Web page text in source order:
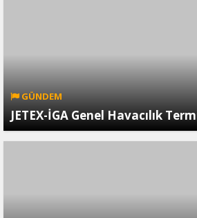
GÜNDEM
JETEX-İGA Genel Havacılık